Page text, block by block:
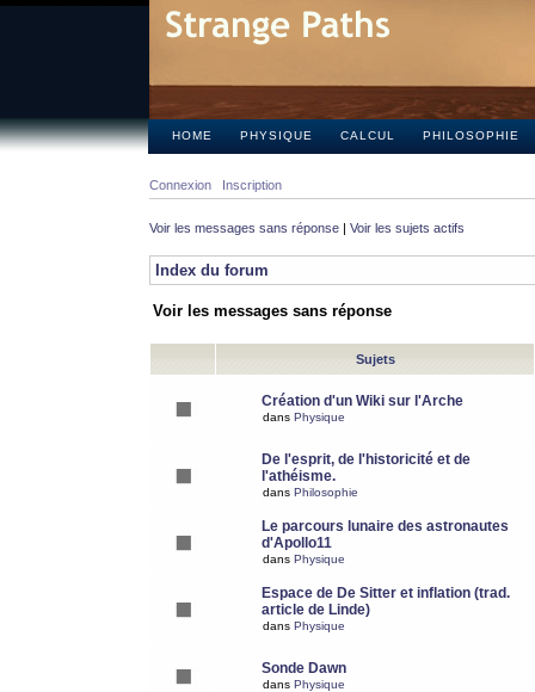
HOME PHYSIQUE CALCUL PHILOSOPHIE
Connexion Inscription
Voir les messages sans réponse | Voir les sujets actifs
Index du forum
Voir les messages sans réponse
Sujets
Création d'un Wiki sur l'Arche
dans Physique
De l'esprit, de l'historicité et de
l'athéisme.
dans Philosophie
Le parcours lunaire des astronautes
d'Apollo11
dans Physique
Espace de De Sitter et inflation (trad.
article de Linde)
dans Physique
Sonde Dawn
dans Physique